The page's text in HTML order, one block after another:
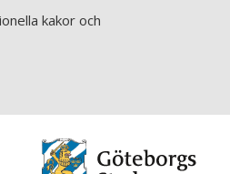
kakor och